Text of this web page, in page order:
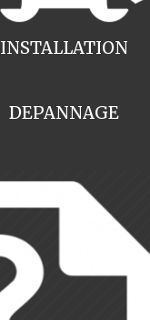
INSTALLATION
DEPANNAGE